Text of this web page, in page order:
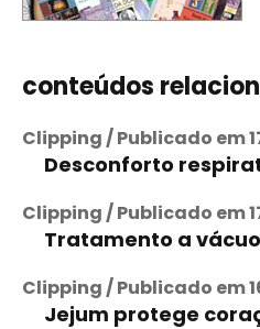
conteúdos
Clipping / Publicado em
Desconforto
Clipping / Publicado em
Tratamento a
Clipping / Publicado em
Jejum protege